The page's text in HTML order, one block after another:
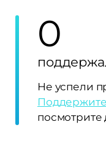
0
Не успели
Поддержите
посмотрите